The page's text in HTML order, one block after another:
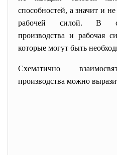
способностей, а значит и
рабочей силой. В
производства и рабочая
которые могут быть
Схематично
производства можно